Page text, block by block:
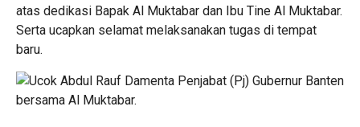
atas dedikasi Bapak Al Muktabar dan Ibu Tine Al Muktabar.
Serta ucapkan selamat melaksanakan tugas di tempat
baru.